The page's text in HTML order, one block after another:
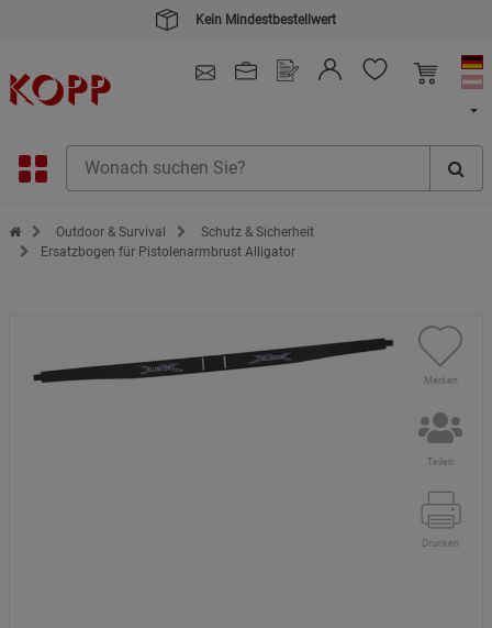
Kein Mindestbestellwert
Zur Startseite des Kopp Verlag Online-Shop
Outdoor & Survival
Schutz & Sicherheit
Ersatzbogen für Pistolenarmbrust Alligator
Merken
Teilen
Drucken